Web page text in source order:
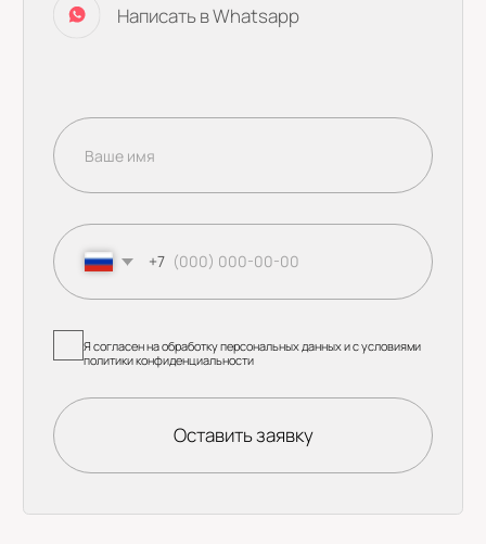
ОГРНИП: 325508100178400
ИП Артемасова Наталья Борисовна
Разработка сайта: Yu.Kucheva
© 2021 - 2025 Кондитерская Ягода Малина.
Все права защищены.
Политика конфиденциальности
Смотреть все
Начинки
Бенто торты